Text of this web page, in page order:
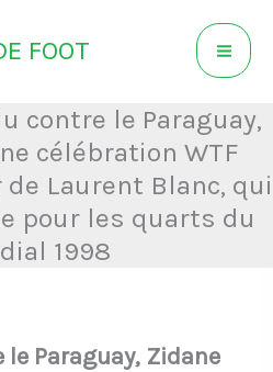
FOOT
contre le Paraguay,
célébration WTF
Laurent Blanc, qui
pour les quarts du
1998
Paraguay, Zidane